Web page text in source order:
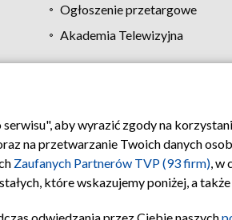
Ogłoszenie przetargowe
Akademia Telewizyjna
Regulamin TVP Polityka
aby wyrazić zgody na
na przetwarzanie Twoich danych
Zaufanych Partnerów TVP (93 firm), w
które wskazujemy poniżej, a